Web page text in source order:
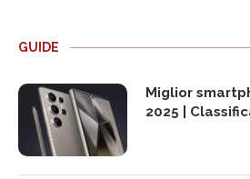
GUIDE
Miglior
2025 |